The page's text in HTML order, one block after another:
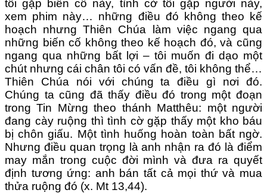
tôi gặp biến cố này, tình cờ tôi gặp người này,
xem phim này… những điều đó không theo kế
hoạch nhưng Thiên Chúa làm việc ngang qua
những biến cố không theo kế hoạch đó, và cũng
ngang qua những bất lợi – tôi muốn đi dạo một
chút nhưng cái chân tôi có vấn đề, tôi không thể…
Thiên Chúa nói với chúng ta điều gì nơi đó.
Chúng ta cũng đã thấy điều đó trong một đoạn
trong Tin Mừng theo thánh Matthêu: một người
đang cày ruộng thì tình cờ gặp thấy một kho báu
bị chôn giấu. Một tình huống hoàn toàn bất ngờ.
Nhưng điều quan trọng là anh nhận ra đó là điểm
may mắn trong cuộc đời mình và đưa ra quyết
định tương ứng: anh bán tất cả mọi thứ và mua
thửa ruộng đó (x. Mt 13,44).